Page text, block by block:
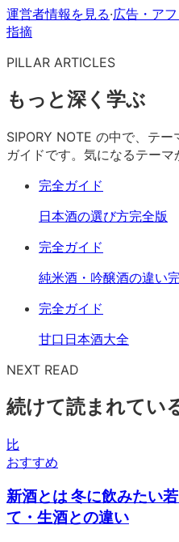
運営者情報を見る·広告・ア
指摘
PILLAR ARTICLES
もっと深く学ぶ
SIPORY NOTE の中で、テ
ガイドです。気になるテーマ
完全ガイド
日本酒の選び方完全版
完全ガイド
純米酒・吟醸酒の違い
完全ガイド
甘口日本酒大全
NEXT READ
続けて読まれてい
比
おすすめ
新酒とは 冬に飲みたい
て・生酒との違い